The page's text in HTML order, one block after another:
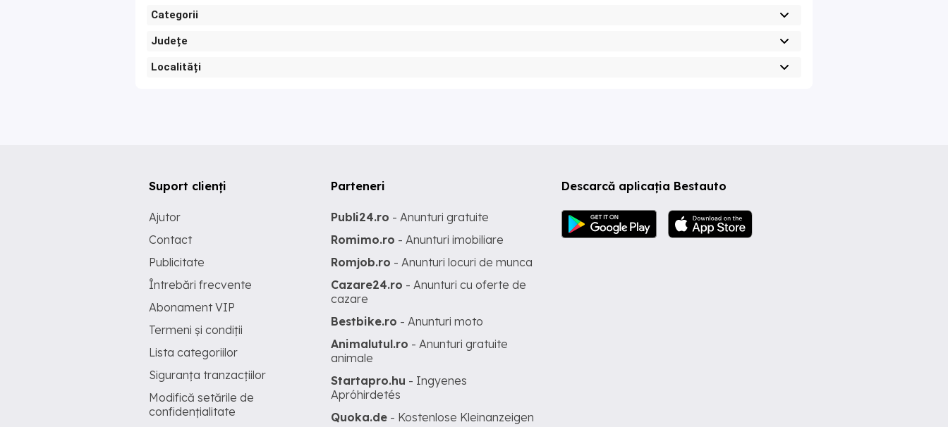
Categorii
Județe
Localități
Descarcă aplicația Bestauto
Suport clienți
Ajutor
Contact
Publicitate
Întrebări frecvente
Abonament VIP
Termeni și condiții
Lista categoriilor
Siguranța tranzacțiilor
Modifică setările de
confidențialitate
Parteneri
Publi24.ro - Anunturi gratuite
Romimo.ro - Anunturi imobiliare
Romjob.ro - Anunturi locuri de munca
Cazare24.ro - Anunturi cu oferte de
cazare
Bestbike.ro - Anunturi moto
Animalutul.ro - Anunturi gratuite
animale
Startapro.hu - Ingyenes
Apróhirdetés
Quoka.de - Kostenlose Kleinanzeigen